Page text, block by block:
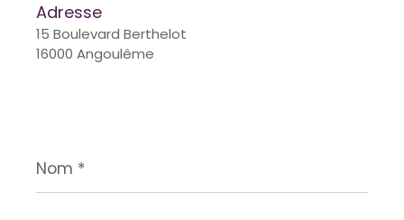
Adresse
15 Boulevard Berthelot
16000 Angoulême
*